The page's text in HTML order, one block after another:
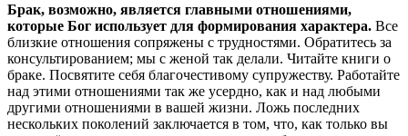
Брак, возможно, является главными отношениями,
которые Бог использует для формирования характера. Все
близкие отношения сопряжены с трудностями. Обратитесь за
консультированием; мы с женой так делали. Читайте книги о
браке. Посвятите себя благочестивому супружеству. Работайте
над этими отношениями так же усердно, как и над любыми
другими отношениями в вашей жизни. Ложь последних
нескольких поколений заключается в том, что, как только вы